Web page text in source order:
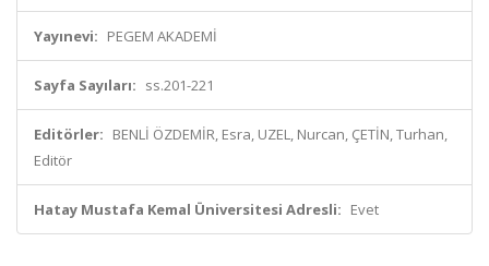
Yayınevi: PEGEM AKADEMİ
Sayfa Sayıları: ss.201-221
Editörler: BENLİ ÖZDEMİR, Esra, UZEL, Nurcan, ÇETİN, Turhan,
Editör
Hatay Mustafa Kemal Üniversitesi Adresli: Evet